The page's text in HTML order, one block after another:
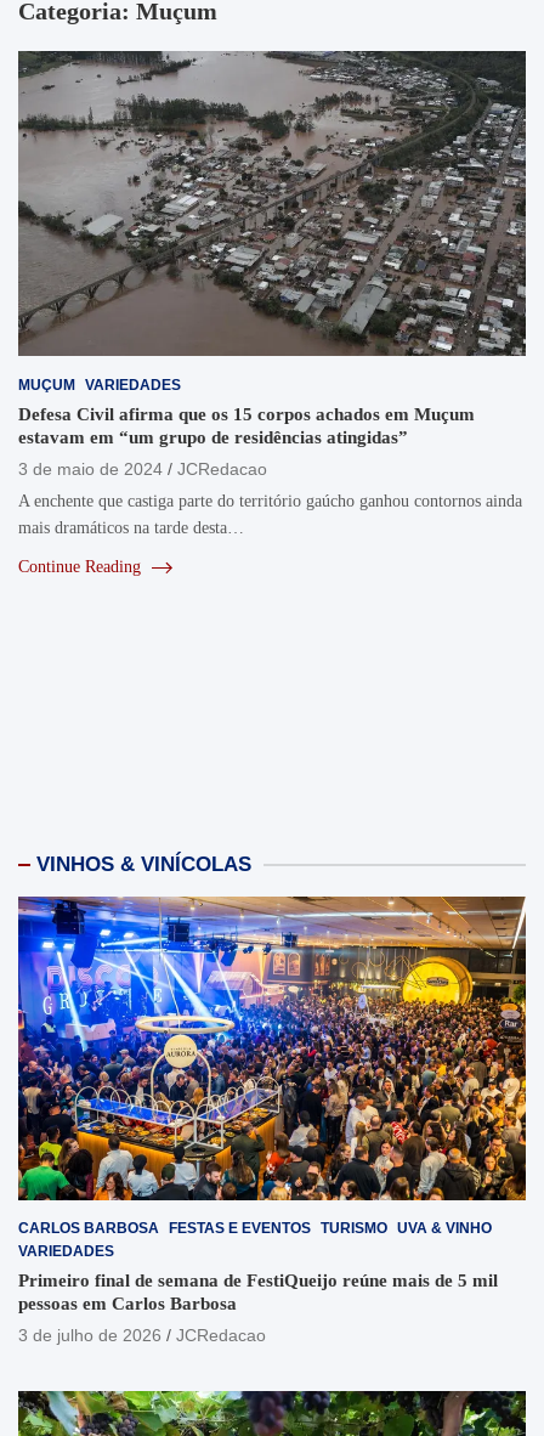
Categoria: Muçum
MUÇUM VARIEDADES
Defesa Civil afirma que os 15 corpos achados em Muçum
estavam em “um grupo de residências atingidas”
3 de maio de 2024
JCRedacao
A enchente que castiga parte do território gaúcho ganhou contornos ainda
mais dramáticos na tarde desta…
Continue Reading
VINHOS & VINÍCOLAS
CARLOS BARBOSA FESTAS E EVENTOS TURISMO UVA & VINHO
VARIEDADES
Primeiro final de semana de FestiQueijo reúne mais de 5 mil
pessoas em Carlos Barbosa
3 de julho de 2026
JCRedacao